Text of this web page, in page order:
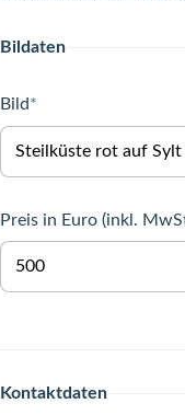
Bildaten
Pflichtfeld
Bild*
Pflichtfeld
Preis in Euro (inkl.
Kontaktdaten